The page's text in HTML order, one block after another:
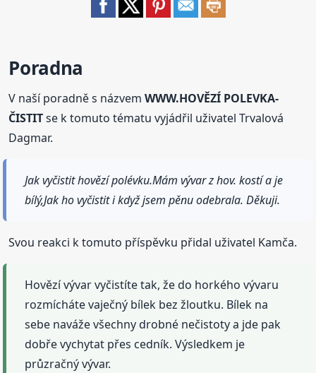
Poradna
V naší poradně s názvemWWW.HOVĚZÍ POLEVKA-
ČISTITse k tomuto tématu vyjádřil uživatel Trvalová
Dagmar.
Jak vyčistit hovězí polévku.Mám vývar z hov. kostí a je
bílý,Jak ho vyčistit i když jsem pěnu odebrala. Děkuji.
Svou reakci k tomuto příspěvku přidal uživatel Kamča.
Hovězí vývar vyčistíte tak, že do horkého vývaru
rozmícháte vaječný bílek bez žloutku. Bílek na
sebe naváže všechny drobné nečistoty a jde pak
dobře vychytat přes cedník. Výsledkem je
průzračný vývar.